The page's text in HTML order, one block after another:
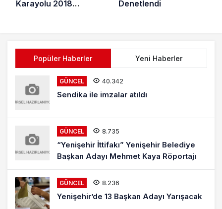
Karayolu 2018
Denetlendi
Popüler Haberler Yeni Haberler
GÜNCEL 40.342
Sendika ile imzalar atıldı
GÜNCEL 8.735
“Yenişehir İttifakı” Yenişehir Belediye
Başkan Adayı Mehmet Kaya Röportajı
GÜNCEL 8.236
Yenişehir’de 13 Başkan Adayı Yarışacak